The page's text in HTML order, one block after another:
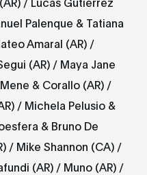
Palenque & Tatiana
Amaral (AR) /
(AR) / Maya Jane
& Corallo (AR) /
/ Michela Pelusio &
& Bruno De
/ Mike Shannon (CA) /
(AR) / Muno (AR) /